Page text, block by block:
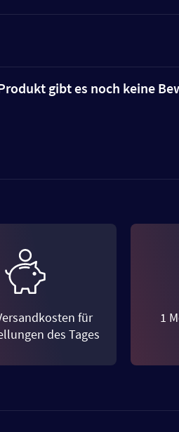
gibt es noch keine
für
des Tages
1